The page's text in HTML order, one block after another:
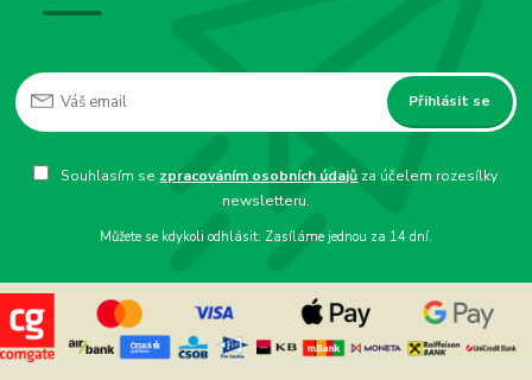
Přihlásit se
Souhlasím se zpracováním osobních údajů za účelem rozesílky
newsletteru.
Můžete se kdykoli odhlásit. Zasíláme jednou za 14 dní.